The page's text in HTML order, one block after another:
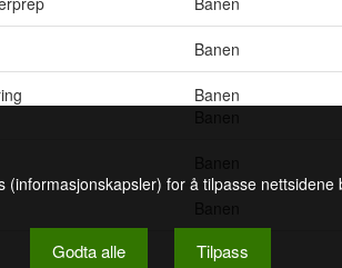
Banen
Banen
(informasjonskapsler) for å tilpasse nettsidene
Godta alle Tilpass